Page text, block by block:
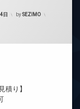
日 bySEZIMO
積り】